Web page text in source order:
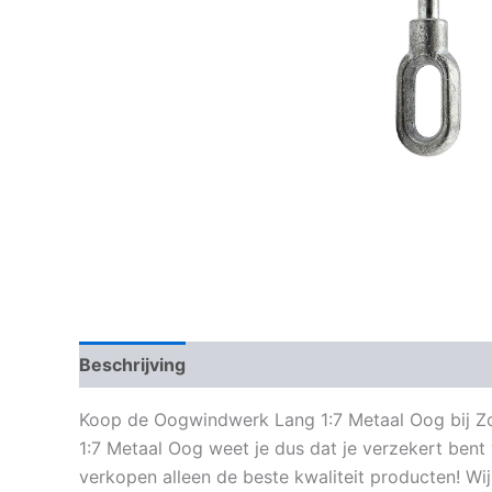
Beschrijving
Koop de Oogwindwerk Lang 1:7 Metaal Oog bij
1:7 Metaal Oog weet je dus dat je verzekert
verkopen alleen de beste kwaliteit producten!